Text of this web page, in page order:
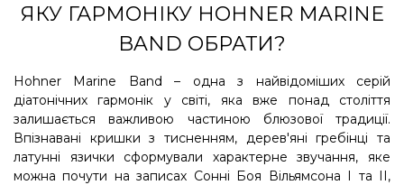
ЯКУ ГАРМОНІКУ HOHNER MARINE
BAND ОБРАТИ?
Hohner Marine Band – одна з найвідоміших серій
діатонічних гармонік у світі, яка вже понад століття
залишається важливою частиною блюзової традиції.
Впізнавані кришки з тисненням, дерев'яні гребінці та
латунні язички сформували характерне звучання, яке
можна почути на записах Сонні Боя Вільямсона I та II,